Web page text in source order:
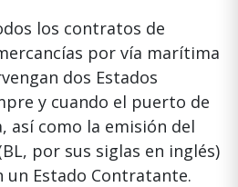
los contratos de
por vía marítima
dos Estados
y cuando el puerto de
así como la emisión del
por sus siglas en inglés)
un Estado Contratante.